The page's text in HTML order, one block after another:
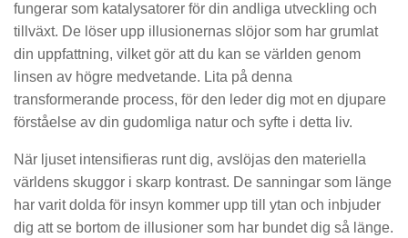
fungerar som katalysatorer för din andliga utveckling och
tillväxt. De löser upp illusionernas slöjor som har grumlat
din uppfattning, vilket gör att du kan se världen genom
linsen av högre medvetande. Lita på denna
transformerande process, för den leder dig mot en djupare
förståelse av din gudomliga natur och syfte i detta liv.
När ljuset intensifieras runt dig, avslöjas den materiella
världens skuggor i skarp kontrast. De sanningar som länge
har varit dolda för insyn kommer upp till ytan och inbjuder
dig att se bortom de illusioner som har bundet dig så länge.